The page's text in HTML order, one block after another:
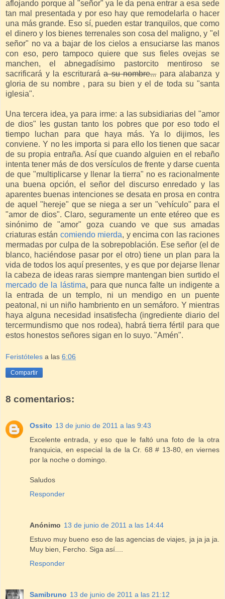
aflojando porque al "señor" ya le da pena entrar a esa sede
tan mal presentada y por eso hay que remodelarla o hacer
una más grande. Eso sí, pueden estar tranquilos, que como
el dinero y los bienes terrenales son cosa del maligno, y "el
señor" no va a bajar de los cielos a ensuciarse las manos
con eso, pero tampoco quiere que sus fieles ovejas se
manchen, el abnegadísimo pastorcito mentiroso se
sacrificará y la escrituraráa su nombre...para alabanza y
gloria de su nombre , para su bien y el de toda su "santa
iglesia".
Una tercera idea, ya para irme: a las subsidiarias del "amor
de dios" les gustan tanto los pobres que por eso todo el
tiempo luchan para que haya más. Ya lo dijimos, les
conviene. Y no les importa si para ello los tienen que sacar
de su propia entraña. Así que cuando alguien en el rebaño
intenta tener más de dos versículos de frente y darse cuenta
de que "multiplicarse y llenar la tierra" no es racionalmente
una buena opción, el señor del discurso enredado y las
aparentes buenas intenciones se desata en prosa en contra
de aquel "hereje" que se niega a ser un "vehículo" para el
"amor de dios". Claro, seguramente un ente etéreo que es
sinónimo de "amor" goza cuando ve que sus amadas
criaturas están comiendo mierda, y encima con las raciones
mermadas por culpa de la sobrepoblación. Ese señor (el de
blanco, haciéndose pasar por el otro) tiene un plan para la
vida de todos los aquí presentes, y es que por dejarse llenar
la cabeza de ideas raras siempre mantengan bien surtido el
mercado de la lástima, para que nunca falte un indigente a
la entrada de un templo, ni un mendigo en un puente
peatonal, ni un niño hambriento en un semáforo. Y mientras
haya alguna necesidad insatisfecha (ingrediente diario del
tercermundismo que nos rodea), habrá tierra fértil para que
estos honestos señores sigan en lo suyo. "Amén".
Feristóteles a las 6:06
Compartir
8 comentarios:
Ossito 13 de junio de 2011 a las 9:43
Excelente entrada, y eso que le faltó una foto de la otra
franquicia, en especial la de la Cr. 68 # 13-80, en viernes
por la noche o domingo.
Saludos
Responder
Anónimo 13 de junio de 2011 a las 14:44
Estuvo muy bueno eso de las agencias de viajes, ja ja ja ja.
Muy bien, Fercho. Siga así....
Responder
Samibruno 13 de junio de 2011 a las 21:12